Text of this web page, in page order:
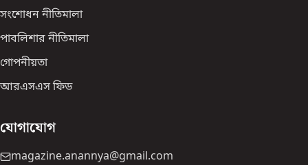
সংশোধন নীতিমালা
পাবলিশার নীতিমালা
গোপনীয়তা
আরএসএস ফিড
যোগাযোগ
magazine.anannya@gmail.com